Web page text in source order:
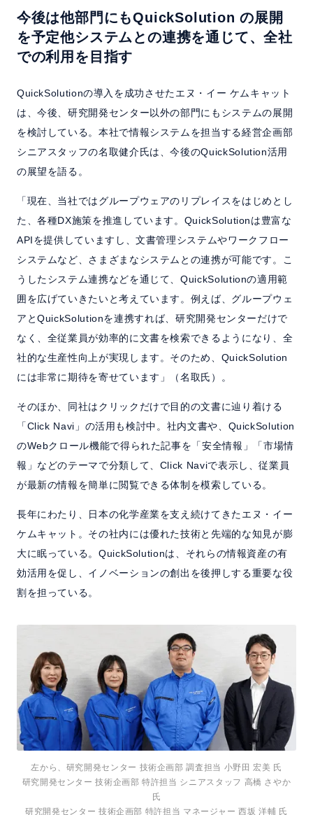
今後は他部門にもQuickSolution の展開
を予定他システムとの連携を通じて、全社
での利用を目指す
QuickSolutionの導入を成功させたエヌ・イー ケムキャット
は、今後、研究開発センター以外の部門にもシステムの展開
を検討している。本社で情報システムを担当する経営企画部
シニアスタッフの名取健介氏は、今後のQuickSolution活用
の展望を語る。
「現在、当社ではグループウェアのリプレイスをはじめとし
た、各種DX施策を推進しています。QuickSolutionは豊富な
APIを提供していますし、文書管理システムやワークフロー
システムなど、さまざまなシステムとの連携が可能です。こ
うしたシステム連携などを通じて、QuickSolutionの適用範
囲を広げていきたいと考えています。例えば、グループウェ
アとQuickSolutionを連携すれば、研究開発センターだけで
なく、全従業員が効率的に文書を検索できるようになり、全
社的な生産性向上が実現します。そのため、QuickSolution
には非常に期待を寄せています」（名取氏）。
そのほか、同社はクリックだけで目的の文書に辿り着ける
「Click Navi」の活用も検討中。社内文書や、QuickSolution
のWebクロール機能で得られた記事を「安全情報」「市場情
報」などのテーマで分類して、Click Naviで表示し、従業員
が最新の情報を簡単に閲覧できる体制を模索している。
長年にわたり、日本の化学産業を支え続けてきたエヌ・イー
ケムキャット。その社内には優れた技術と先端的な知見が膨
大に眠っている。QuickSolutionは、それらの情報資産の有
効活用を促し、イノベーションの創出を後押しする重要な役
割を担っている。
左から、研究開発センター 技術企画部 調査担当 小野田 宏美 氏
研究開発センター 技術企画部 特許担当 シニアスタッフ 高橋 さやか
氏
研究開発センター 技術企画部 特許担当 マネージャー 西坂 洋輔 氏